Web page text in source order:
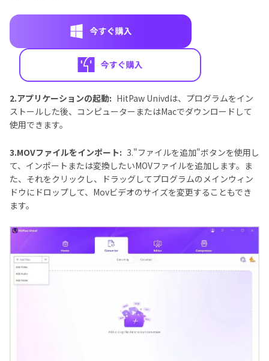
2.アプリケーションの起動: HitPaw Univdは、プログラムをイン
ストールした後、コンピューターまたはMacでダウンロードして
使用できます。
3.MOVファイルをインポート: 3."ファイルを追加"ボタンを使用し
て、インポートまたは変換したいMOVファイルを追加します。ま
た、それをクリックし、ドラッグしてプログラムのメインウィン
ドウにドロップして、Movビデオのサイズを変更することもでき
ます。